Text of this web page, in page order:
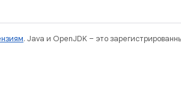
. Java и OpenJDK – это